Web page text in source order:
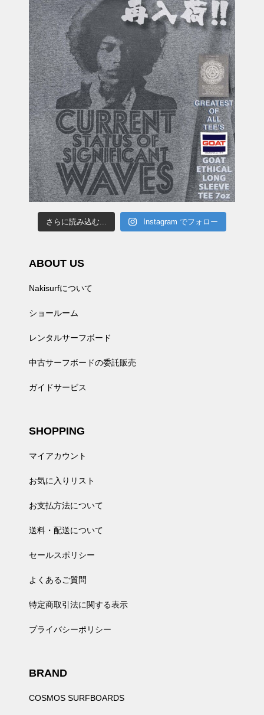
さらに読み込む... Instagram でフォロー
ABOUT US
Nakisurfについて
ショールーム
レンタルサーフボード
中古サーフボードの委託販売
ガイドサービス
SHOPPING
マイアカウント
お気に入りリスト
お支払方法について
送料・配送について
セールスポリシー
よくあるご質問
特定商取引法に関する表示
プライバシーポリシー
BRAND
COSMOS SURFBOARDS